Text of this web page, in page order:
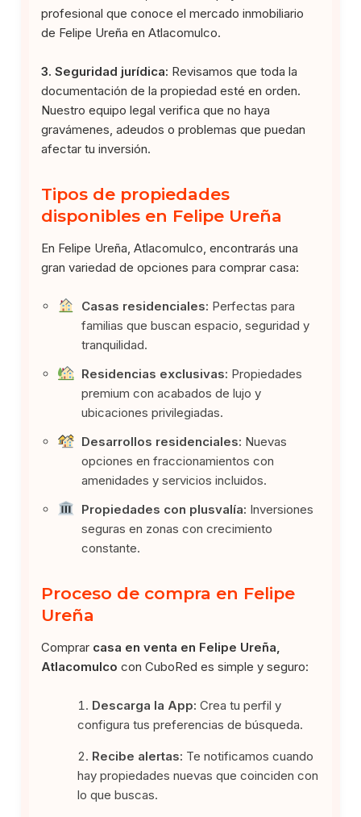
profesional que conoce el mercado inmobiliario
de Felipe Ureña en Atlacomulco.
3. Seguridad jurídica: Revisamos que toda la
documentación de la propiedad esté en orden.
Nuestro equipo legal verifica que no haya
gravámenes, adeudos o problemas que puedan
afectar tu inversión.
Tipos de propiedades
disponibles en Felipe Ureña
En Felipe Ureña, Atlacomulco, encontrarás una
gran variedad de opciones para comprar casa:
Casas residenciales: Perfectas para
familias que buscan espacio, seguridad y
tranquilidad.
Residencias exclusivas: Propiedades
premium con acabados de lujo y
ubicaciones privilegiadas.
Desarrollos residenciales: Nuevas
opciones en fraccionamientos con
amenidades y servicios incluidos.
Propiedades con plusvalía: Inversiones
seguras en zonas con crecimiento
constante.
Proceso de compra en Felipe
Ureña
Comprar casa en venta en Felipe Ureña,
Atlacomulco con CuboRed es simple y seguro:
Descarga la App: Crea tu perfil y
configura tus preferencias de búsqueda.
Recibe alertas: Te notificamos cuando
hay propiedades nuevas que coinciden con
lo que buscas.